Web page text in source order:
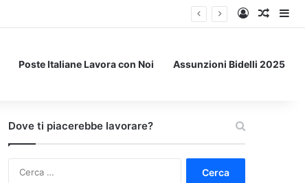
Accedi
Un
Poste Italiane Lavora con Noi Assunzioni Bidelli 2025
Dove ti piacerebbe lavorare?